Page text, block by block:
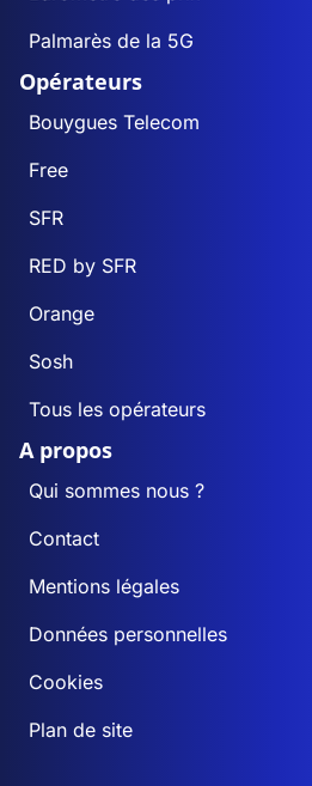
Palmarès de la 5G
Opérateurs
Bouygues Telecom
Free
SFR
RED by SFR
Orange
Sosh
Tous les opérateurs
A propos
Qui sommes nous ?
Contact
Mentions légales
Données personnelles
Cookies
Plan de site